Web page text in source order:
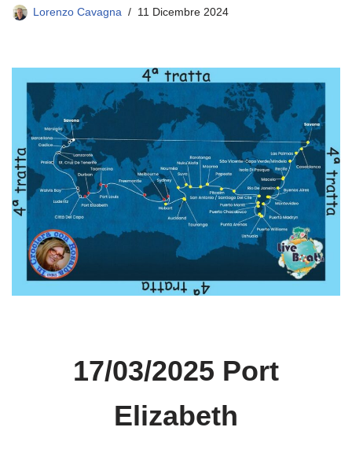
Lorenzo Cavagna 11 Dicembre 2024
17/03/2025 Port
Elizabeth